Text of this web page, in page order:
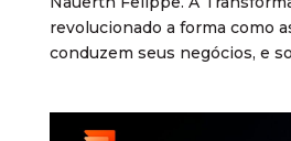
revolucionado a forma como
conduzem seus negócios, e